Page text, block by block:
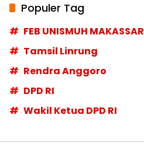
Populer Tag
FEB UNISMUH MAKASSAR
Tamsil Linrung
Rendra Anggoro
DPD RI
Wakil Ketua DPD RI